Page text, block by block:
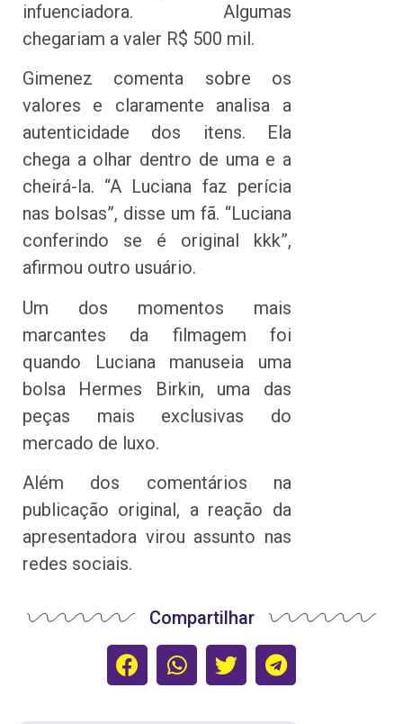
infuenciadora. Algumas
chegariam a valer R$ 500 mil.
Gimenez comenta sobre os
valores e claramente analisa a
autenticidade dos itens. Ela
chega a olhar dentro de uma e a
cheirá-la. “A Luciana faz perícia
nas bolsas”, disse um fã. “Luciana
conferindo se é original kkk”,
afirmou outro usuário.
Um dos momentos mais
marcantes da filmagem foi
quando Luciana manuseia uma
bolsa Hermes Birkin, uma das
peças mais exclusivas do
mercado de luxo.
Além dos comentários na
publicação original, a reação da
apresentadora virou assunto nas
redes sociais.
Compartilhar